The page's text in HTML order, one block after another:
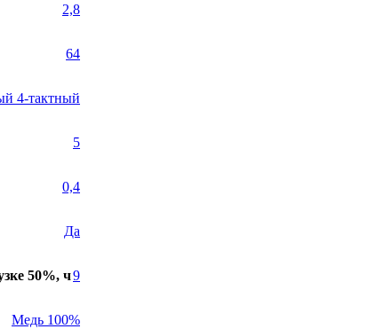
2,8
64
4-тактный
5
0,4
Да
50%, ч9
Медь 100%